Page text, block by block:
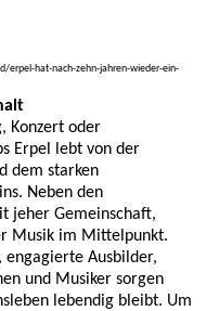
erpel-hat-nach-zehn-jahren-wieder-ein-
Konzert oder
Erpel lebt von der
dem starken
Neben den
jeher Gemeinschaft,
Musik im Mittelpunkt.
Ausbilder,
und Musiker sorgen
lebendig bleibt. Um